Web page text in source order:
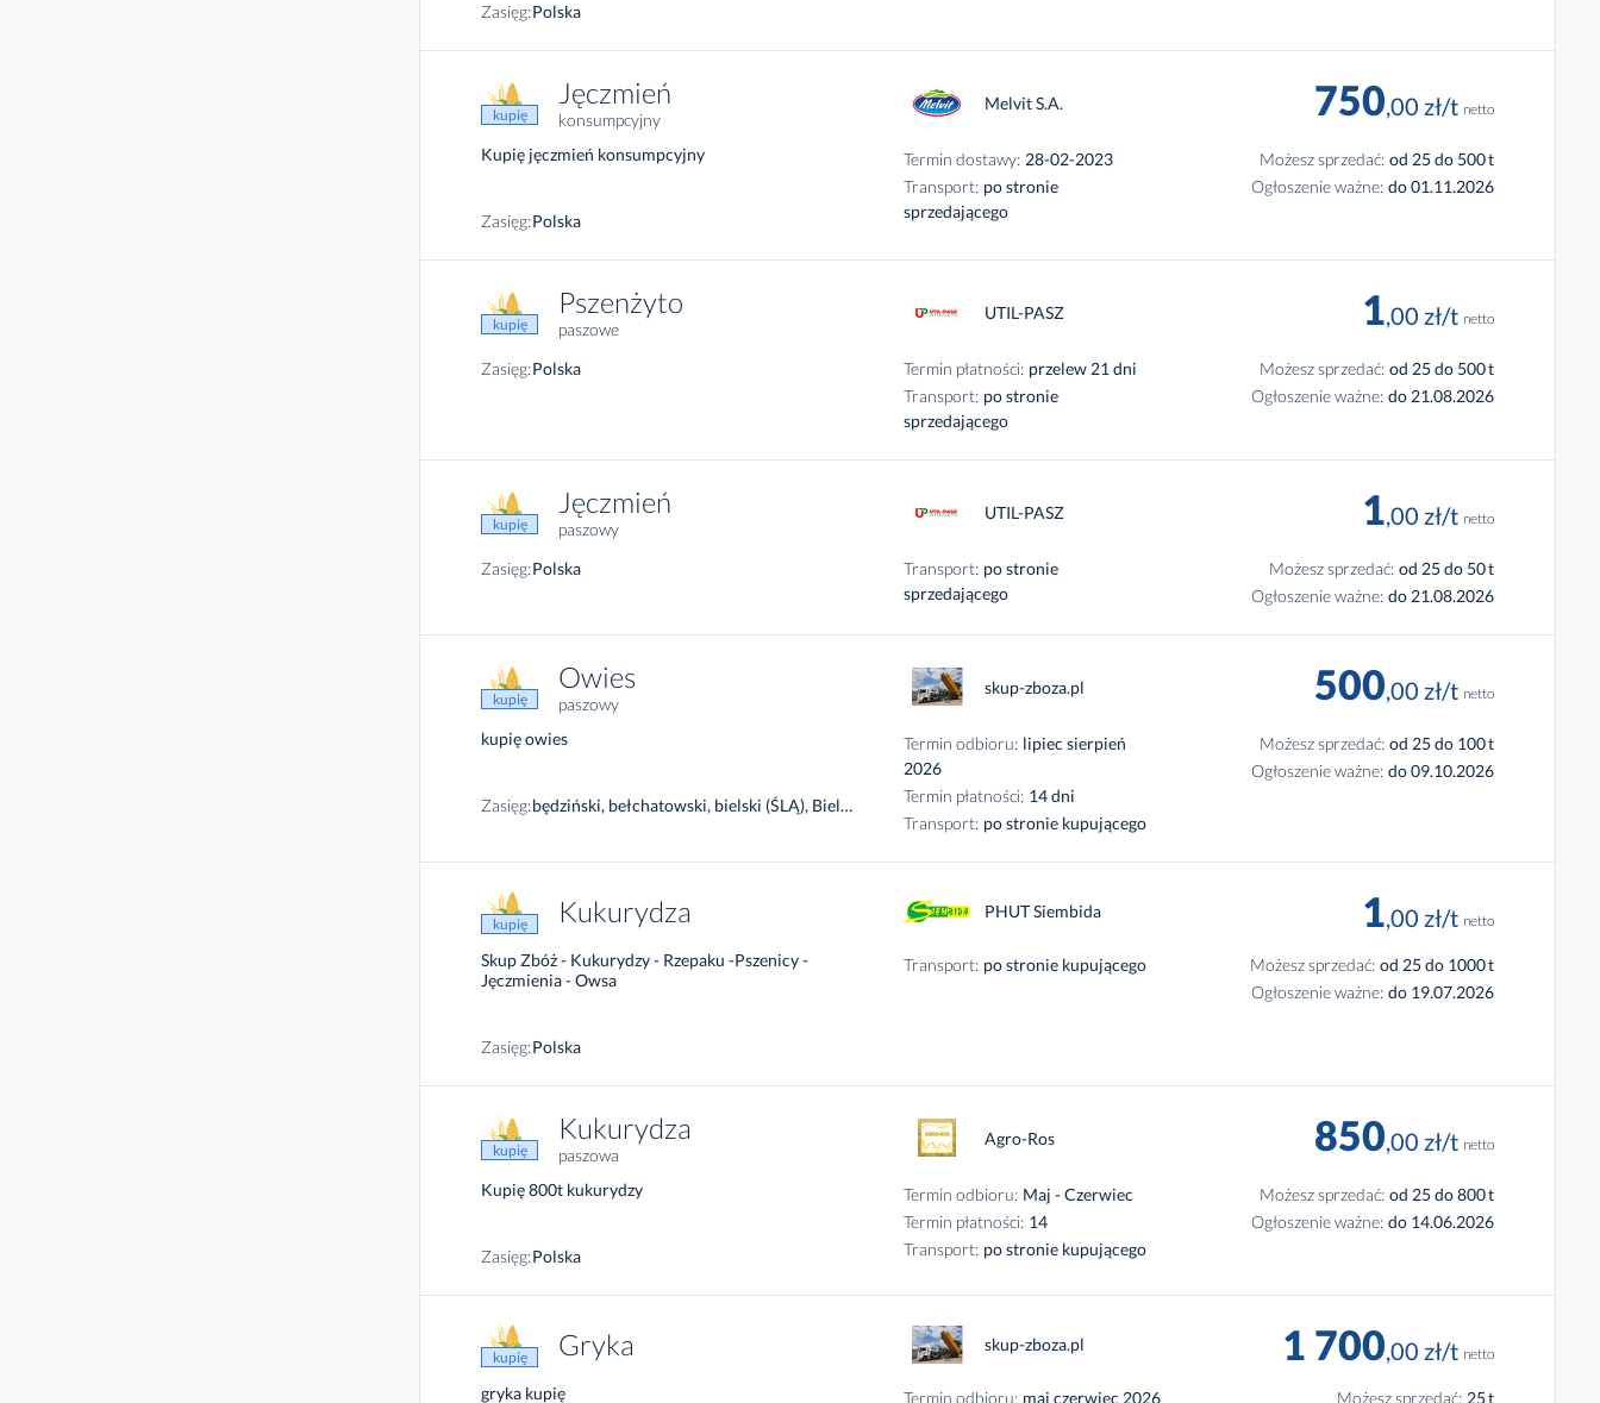
Zasięg:Polska
kupię
Jęczmień
konsumpcyjny
Melvit S.A. 750,00 zł/t netto
Kupię jęczmień konsumpcyjny
Zasięg:Polska
Termin dostawy: 28-02-2023
Transport: po stronie
sprzedającego
Możesz sprzedać: od 25 do 500t
Ogłoszenie ważne: do 01.11.2026
kupię
Pszenżyto
paszowe
UTIL-PASZ 1,00 zł/t netto
Zasięg:Polska Termin płatności: przelew 21 dni
Transport: po stronie
sprzedającego
Możesz sprzedać: od 25 do 500t
Ogłoszenie ważne: do 21.08.2026
kupię
Jęczmień
paszowy
UTIL-PASZ 1,00 zł/t netto
Zasięg:Polska Transport: po stronie
sprzedającego
Możesz sprzedać: od 25 do 50t
Ogłoszenie ważne: do 21.08.2026
kupię
Owies
paszowy
skup-zboza.pl 500,00 zł/t netto
kupię owies
Zasięg: będziński, bełchatowski, bielski (ŚLĄ), Bielsko-Biała, bieruńsko-lędziński, bolesławiecki, brzeski (OPO), brzeziński, Bytom, chodzieski, Chorzów, cieszyński, czarnkowsko-trzcianecki, Częstochowa, częstochowski, Dąbrowa Górnicza, dzierżoniowski, Gliwice, gliwicki, głogowski, głubczycki, gnieźnieński, górowski, gostyński, grodziski (WIE), jarociński, Jastrzębie-Zdrój, jaworski, Jaworzno, Jelenia Góra, jeleniogórski, kaliski, Kalisz, kamiennogórski, Katowice, kędzierzyńsko-kozielski, kępiński, kłobucki, kłodzki, kluczborski, kolski, Konin, koniński, kościański, krapkowicki, krotoszyński, kutnowski, łaski, łęczycki, Legnica, legnicki, leszczyński, Leszno, Łódź, łódzki wschodni, łowicki, lubański, lubiński, lubliniecki, lwówecki, międzychodzki, mikołowski, milicki, Mysłowice, myszkowski, namysłowski, nowotomyski, nyski, obornicki, oławski, oleski, oleśnicki, opoczyński, Opole, opolski (OPO), ostrowski (WIE), ostrzeszowski, pabianicki, pajęczański, Piekary Śląskie, pilski, piotrkowski, Piotrków Trybunalski, pleszewski, poddębicki, polkowicki, Poznań, poznański, prudnicki, pszczyński, raciborski, radomszczański, rawicki, rawski, Ruda Śląska, rybnicki, Rybnik, Siemianowice Śląskie, sieradzki, Skierniewice, skierniewicki, słupecki, Sosnowiec, średzki (DOL), średzki (WIE), śremski, strzelecki, strzeliński, świdnicki (DOL), Świętochłowice, szamotulski, tarnogórski, tomaszowski (ŁÓD), trzebnicki, turecki, Tychy, wągrowiecki, Wałbrzych, wałbrzyski, wieluński, wieruszowski, wodzisławski, wołowski, wolsztyński, Wrocław, wrocławski, wrzesiński, ząbkowicki, Zabrze, zawierciański, zduńskowolski, zgierski, zgorzelecki, złotoryjski, złotowski, Żory, żywiecki
Termin odbioru: lipiec sierpień
2026
Termin płatności: 14 dni
Transport: po stronie kupującego
Możesz sprzedać: od 25 do 100t
Ogłoszenie ważne: do 09.10.2026
kupię Kukurydza PHUT Siembida 1,00 zł/t netto
Skup Zbóż - Kukurydzy - Rzepaku -Pszenicy -
Jęczmienia - Owsa
Zasięg:Polska
Transport: po stronie kupującego Możesz sprzedać: od 25 do 1000t
Ogłoszenie ważne: do 19.07.2026
kupię
Kukurydza
paszowa
Agro-Ros 850,00 zł/t netto
Kupię 800t kukurydzy
Zasięg:Polska
Termin odbioru: Maj - Czerwiec
Termin płatności: 14
Transport: po stronie kupującego
Możesz sprzedać: od 25 do 800t
Ogłoszenie ważne: do 14.06.2026
kupię Gryka skup-zboza.pl 1 700,00 zł/t netto
gryka kupię Termin odbioru: maj czerwiec 2026
Możesz sprzedać: 25t